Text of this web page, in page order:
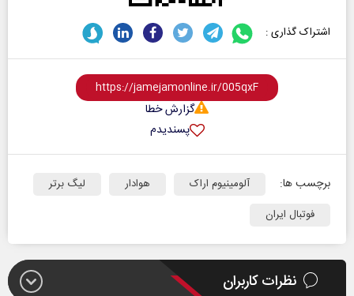
اشتراک گذاری :
گزارش خطا
پسندیدم
برچسب ها: آلومینیوم اراک هوادار
لیگ برتر
فوتبال ایران
نظرات کاربران